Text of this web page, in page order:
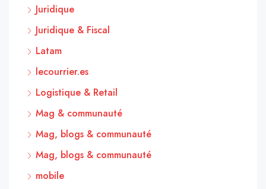
Juridique
Juridique & Fiscal
Latam
lecourrier.es
Logistique & Retail
Mag & communauté
Mag, blogs & communauté
Mag, blogs & communauté
mobile